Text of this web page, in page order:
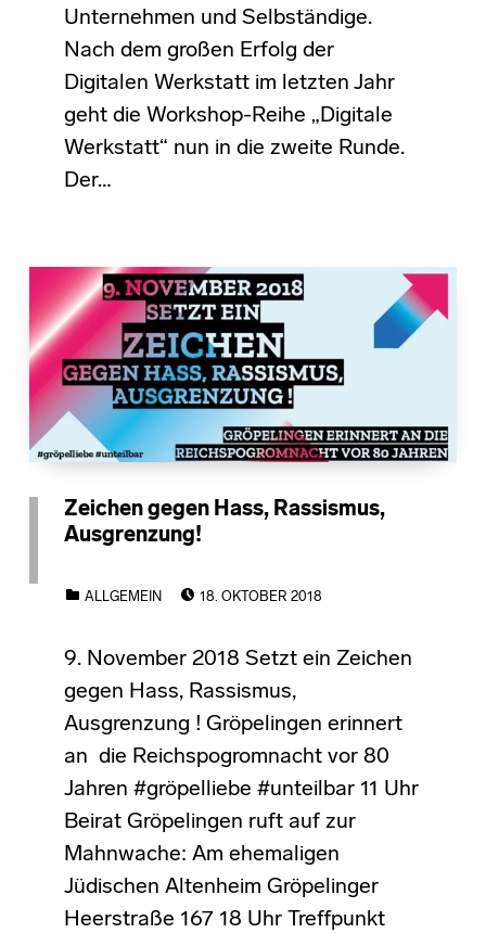
Unternehmen und Selbständige.
Nach dem großen Erfolg der
Digitalen Werkstatt im letzten Jahr
geht die Workshop-Reihe „Digitale
Werkstatt“ nun in die zweite Runde.
Der…
Zeichen gegen Hass, Rassismus,
Ausgrenzung!
ALLGEMEIN
18. OKTOBER 2018
9. November 2018 Setzt ein Zeichen
gegen Hass, Rassismus,
Ausgrenzung ! Gröpelingen erinnert
an die Reichspogromnacht vor 80
Jahren #gröpelliebe #unteilbar 11 Uhr
Beirat Gröpelingen ruft auf zur
Mahnwache: Am ehemaligen
Jüdischen Altenheim Gröpelinger
Heerstraße 167 18 Uhr Treffpunkt